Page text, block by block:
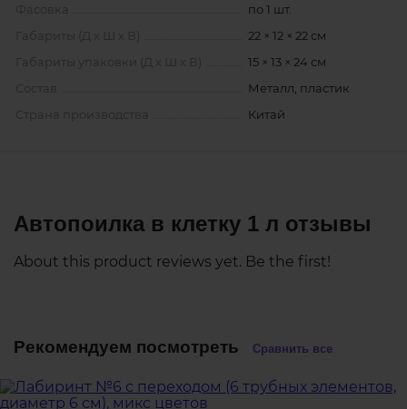
по 1 шт.
Габариты (Д х Ш х В)
22 × 12 × 22 см
Габариты упаковки (Д х Ш х В)
15 × 13 × 24 см
Металл, пластик
Китай
Автопоилка в клетку 1 л отзывы
About this product reviews yet. Be the first!
Рекомендуем посмотреть Сравнить все